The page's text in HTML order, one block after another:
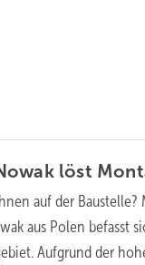
löst
auf der
aus Polen befasst
Aufgrund der